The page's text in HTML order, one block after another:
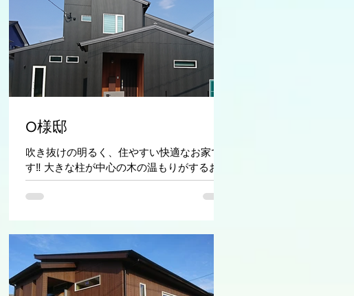
O様邸
吹き抜けの明るく、住やすい快適なお家で
す‼ 大きな柱が中心の木の温もりがするお家
です